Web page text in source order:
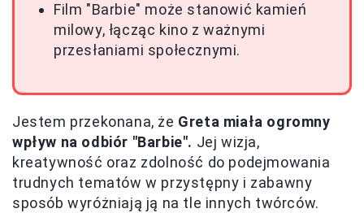
Film "Barbie" może stanowić kamień
milowy, łącząc kino z ważnymi
przesłaniami społecznymi.
Jestem przekonana, że Greta miała ogromny
wpływ na odbiór "Barbie". Jej wizja,
kreatywność oraz zdolność do podejmowania
trudnych tematów w przystępny i zabawny
sposób wyróżniają ją na tle innych twórców.